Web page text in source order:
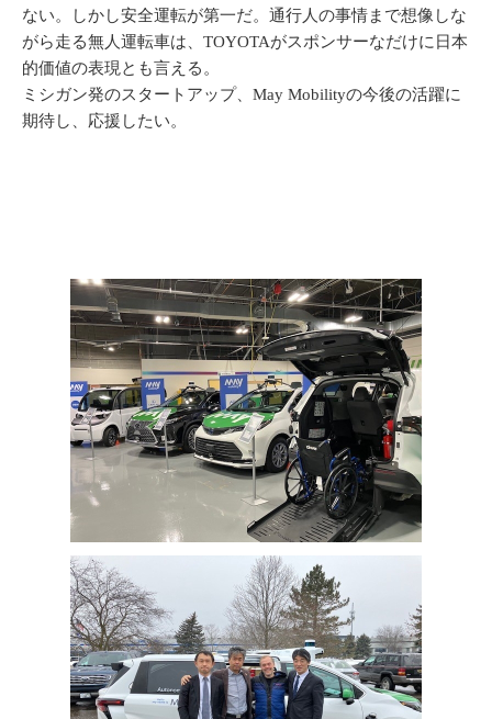
ない。しかし安全運転が第一だ。通行人の事情まで想像しな
がら走る無人運転車は、TOYOTAがスポンサーなだけに日本
的価値の表現とも言える。
ミシガン発のスタートアップ、May Mobilityの今後の活躍に
期待し、応援したい。